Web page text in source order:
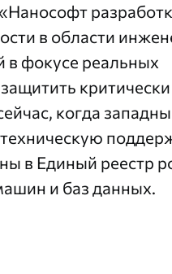
в области
в фокусе реальных
когда
в Единый реестр
и баз данных.